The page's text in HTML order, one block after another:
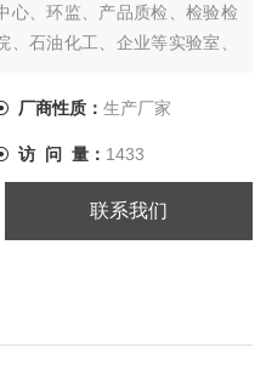
心、环监、产品质检、检验检
石油化工、企业等实验室、
、三级标准，处理后的污水可
厂商性质： 生产厂家
访 问 量： 1433
联系我们